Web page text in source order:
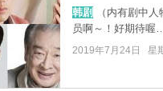
韩剧 （内有剧中
员啊～！好期待喔…
2019年7月24日 星